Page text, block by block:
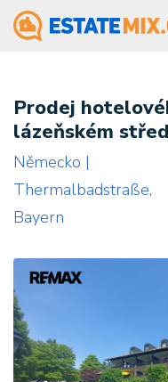
Prodej
lázeňském
Německo |
Thermalbadstraße,
Bayern